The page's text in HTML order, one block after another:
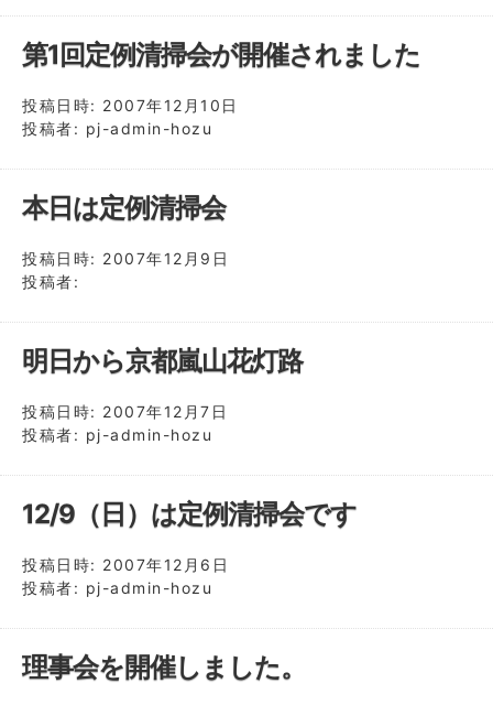
第1回定例清掃会が開催されました
投稿日時: 2007年12月10日
投稿者: pj-admin-hozu
本日は定例清掃会
投稿日時: 2007年12月9日
投稿者:
明日から京都嵐山花灯路
投稿日時: 2007年12月7日
投稿者: pj-admin-hozu
12/9（日）は定例清掃会です
投稿日時: 2007年12月6日
投稿者: pj-admin-hozu
理事会を開催しました。